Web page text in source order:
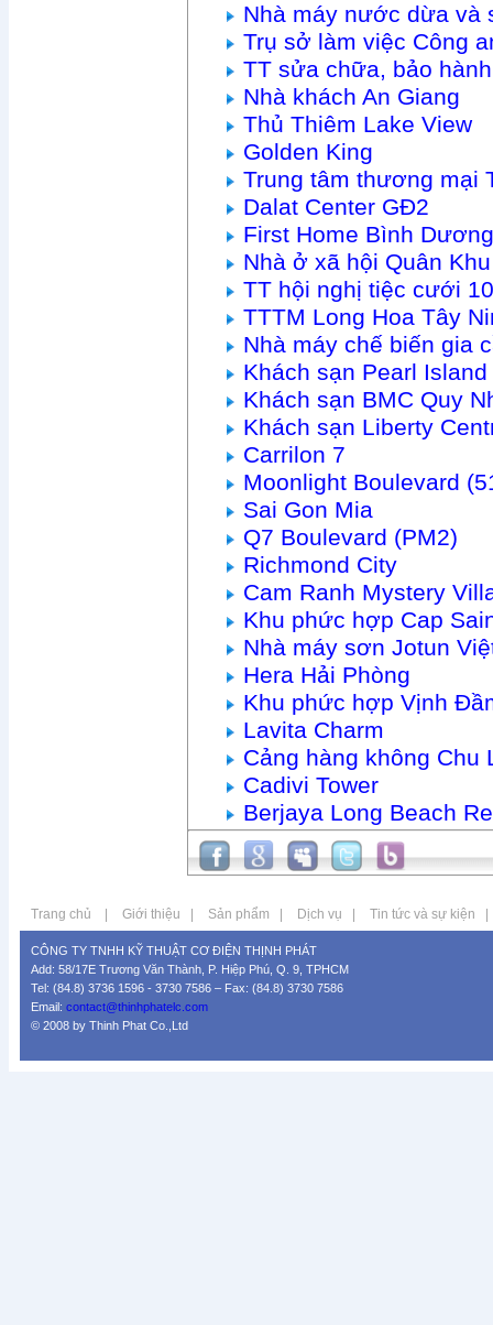
Nhà máy nước dừa và
Trụ sở làm việc Công
TT sửa chữa, bảo
Nhà khách An Giang
Thủ Thiêm Lake View
Golden King
Trung tâm thương mại
Dalat Center GĐ2
First Home Bình
Nhà ở xã hội Quân
TT hội nghị tiệc cưới
TTTM Long Hoa Tây
Nhà máy chế biến gia
Khách sạn Pearl
Khách sạn BMC Quy
Khách sạn Liberty
Carrilon 7
Moonlight Boulevard
Sai Gon Mia
Q7 Boulevard (PM2)
Richmond City
Cam Ranh Mystery
Khu phức hợp Cap
Nhà máy sơn Jotun
Hera Hải Phòng
Khu phức hợp Vịnh
Lavita Charm
Cảng hàng không Chu
Cadivi Tower
Berjaya Long Beach
Trang chủ Giới thiệu Sản phẩm Dịch vụ Tin tức và sự kiện
CÔNG TY TNHH KỸ THUẬT CƠ ĐIỆN THỊNH PHÁT
Add: 58/17E Trương Văn Thành, P. Hiệp Phú, Q. 9, TPHCM
Tel: (84.8) 3736 1596 - 3730 7586 – Fax: (84.8) 3730 7586
Email: contact@thinhphatelc.com
© 2008 by Thinh Phat Co.,Ltd